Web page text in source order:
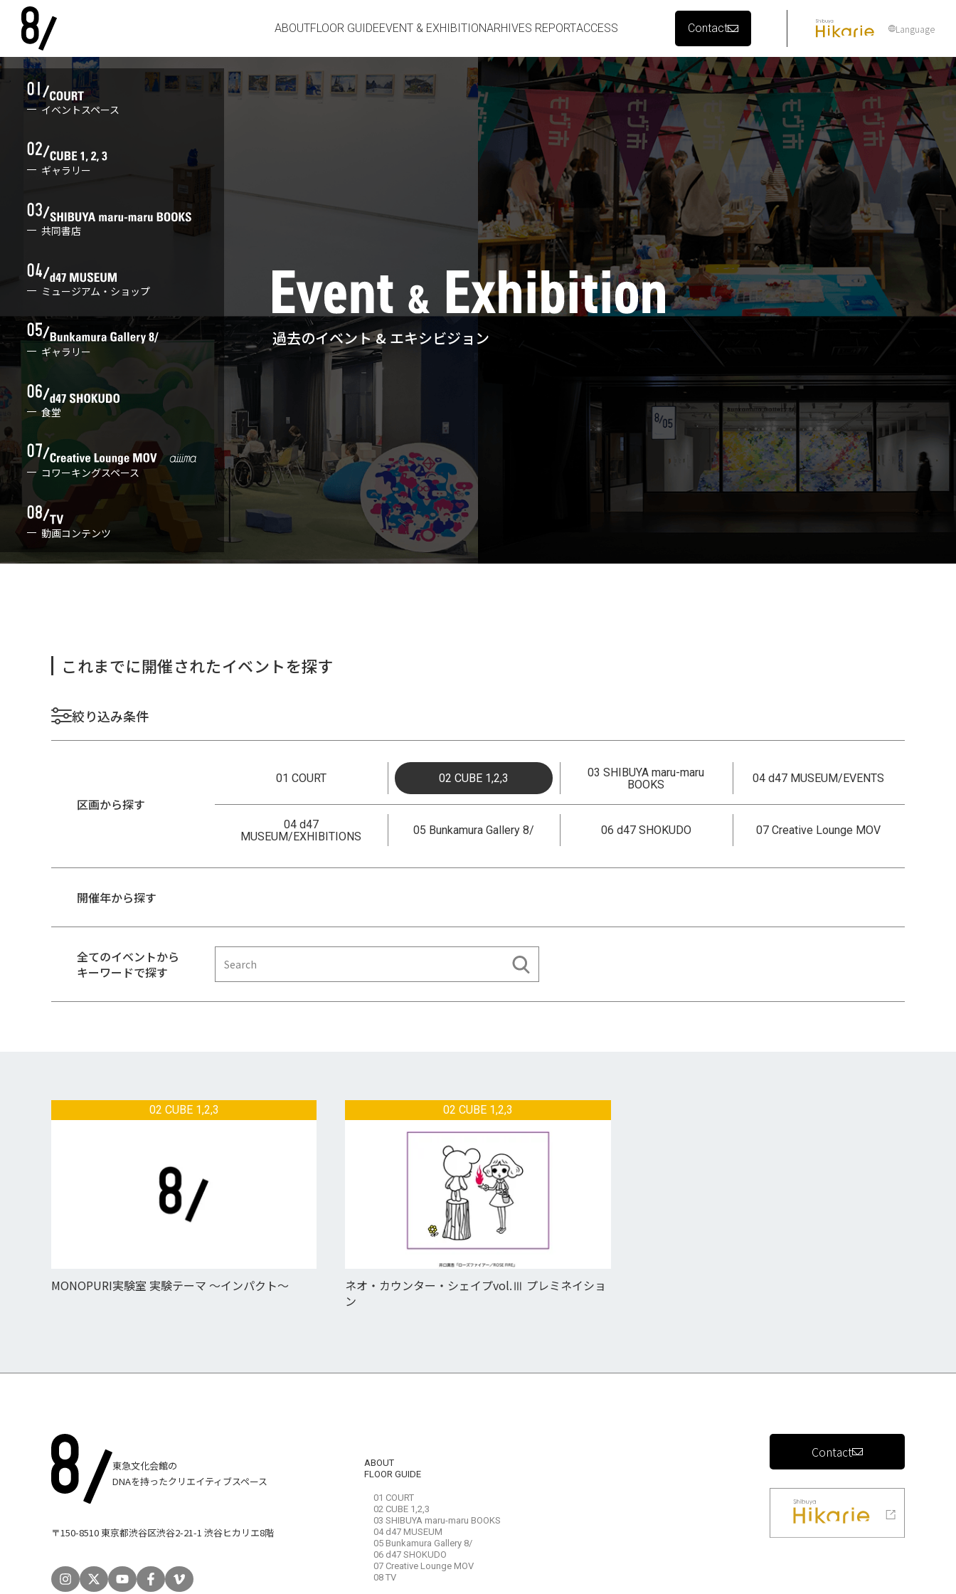
Language
Contact
ABOUTFLOOR GUIDEEVENT & EXHIBITIONARHIVES REPORTACCESS
イベントスペース
ギャラリー
共同書店
ミュージアム・ショップ
ギャラリー
食堂
コワーキングスペース
動画コンテンツ
過去のイベント & エキシビジョン
これまでに開催されたイベントを探す
絞り込み条件
区画から探す
01 COURT 02 CUBE 1,2,3
03 SHIBUYA maru-maru
BOOKS
04 d47 MUSEUM/EVENTS
04 d47
MUSEUM/EXHIBITIONS
05 Bunkamura Gallery 8/ 06 d47 SHOKUDO 07 Creative Lounge MOV
開催年から探す
全てのイベントから
キーワードで探す
02 CUBE 1,2,3
MONOPURI実験室 実験テーマ 〜インパクト〜
02 CUBE 1,2,3
ネオ・カウンター・シェイプvol.Ⅲ プレミネイショ
ン
東急文化会館の
DNAを持ったクリエイティブスペース
〒150-8510 東京都渋谷区渋谷2-21-1 渋谷ヒカリエ8階
Contact
ABOUT
FLOOR GUIDE
01 COURT
02 CUBE 1,2,3
03 SHIBUYA maru-maru BOOKS
04 d47 MUSEUM
05 Bunkamura Gallery 8/
06 d47 SHOKUDO
07 Creative Lounge MOV
08 TV